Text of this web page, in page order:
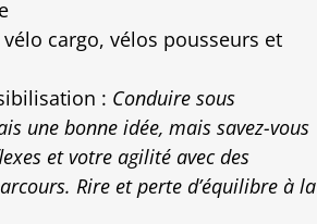
cargo, vélos pousseurs et
: Conduire sous
une bonne idée, mais savez-vous
et votre agilité avec des
Rire et perte d’équilibre à la